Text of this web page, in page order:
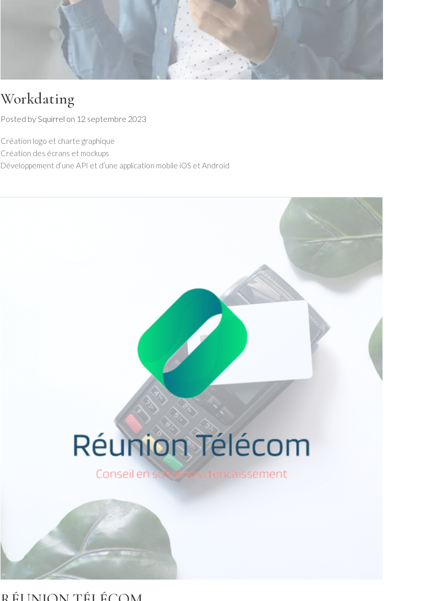
Workdating
Posted bySquirrel on 12 septembre 2023
Création logo et charte graphique
Création des écrans et mockups
Développement d’une API et d’une application mobile iOS et Android